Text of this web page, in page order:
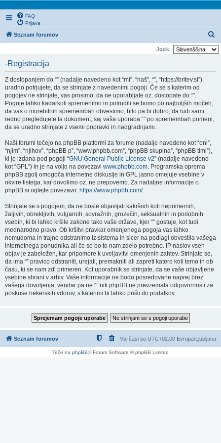
FAQ
Prijava
Seznam forumov
s
Jezik:
-Registracija
Z dostopanjem do “” (nadalje navedeno kot “mi”, “naš”, “”, “https://britev.si”),
uradno potrjujete, da se strinjate z navedenimi pogoji. Če se s katerim od
pogojev ne strinjate, vas prosimo, da ne uporabljate oz. dostopate do “”.
Pogoje lahko kadarkoli spremenimo in potrudili se bomo po najboljših močeh,
da vas o morebitnih spremembah obvestimo, bilo pa bi dobro, da tudi sami
redno pregledujete ta dokument, saj vaša uporaba “” po spremembah pomeni,
da se uradno strinjate z vsemi popravki in nadgradnjami.
Naši forumi tečejo na phpBB platformi za forume (nadalje navedeno kot “oni”,
“njim”, “njihov”, “phpBB p”, “www.phpbb.com”, “phpBB skupina”, “phpBB timi”),
ki je izdana pod pogoji “GNU General Public License v2” (nadalje navedeno
kot “GPL”) in je na voljo na povezavi www.phpbb.com. Programska oprema
phpBB zgolj omogoča internetne diskusije in GPL jasno omejuje vsebine v
okvire tistega, kar dovolimo oz. ne prepovemo. Za nadaljne informacije o
phpBB si oglejte povezavo: https://www.phpbb.com/.
Strinjate se s pogojem, da ne boste objavljali kakršnih koli neprimernih,
žaljivih, obrekljivih, vulgarnih, sovražnih, grozečih, seksualnih in podobnih
vsebin, ki bi lahko kršile zakone tako vaše države, kjer “” gostuje, kot tudi
mednarodno pravo. Ob kršitvi pravkar omenjenega pogoja vas lahko
nemudoma in trajno odstranimo iz sistema in sicer na podlagi obvestila vašega
internetnega ponudnika ali če se bo to nam zdelo potrebno. IP naslov vseh
objav je zabeležen, kar pripomore k uveljavitvi omenjenih zahtev. Strinjate se,
da ima “” pravico odstraniti, urejati, premakniti ali zapreti katero koli temo in ob
času, ki se nam zdi primeren. Kot uporabnik se strinjate, da se vaše objavljene
vsebine shrani v arhiv. Vaše informacije ne bodo posredovane naprej brez
vašega dovoljenja, vendar pa ne “” niti phpBB ne prevzemata odgovornosti za
poskuse hekerskih vdorov, s katerimi bi lahko prišli do podatkov.
Seznam forumov Vsi časi so UTC+02:00 Evropa/Ljubljana
Teče na phpBB® Forum Software © phpBB Limited